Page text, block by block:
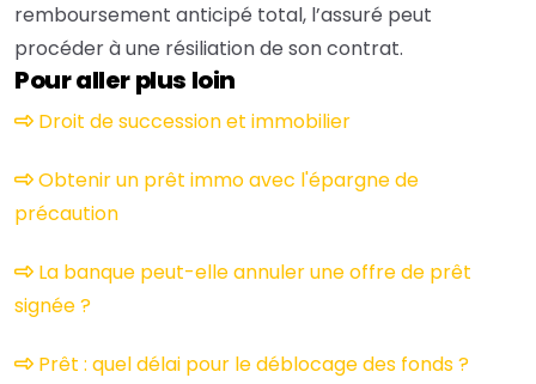
remboursement anticipé total, l’assuré peut
procéder à une résiliation de son contrat.
Pour aller plus loin
Droit de succession et immobilier
Obtenir un prêt immo avec l'épargne de
précaution
La banque peut-elle annuler une offre de prêt
signée ?
Prêt : quel délai pour le déblocage des fonds ?